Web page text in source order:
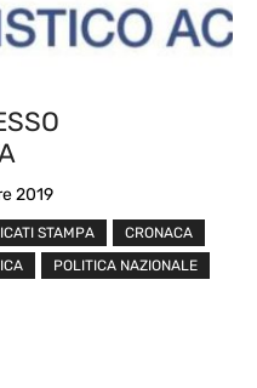
2019
STAMPA
CRONACA
POLITICA NAZIONALE